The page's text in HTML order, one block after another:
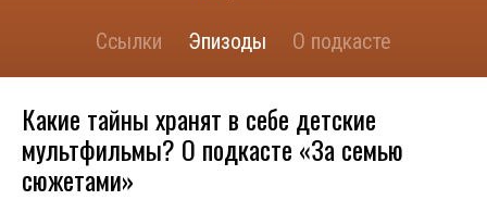
Ссылки Эпизоды О подкасте
Какие тайны хранят в себе детские
мультфильмы? О подкасте «За семью
сюжетами»